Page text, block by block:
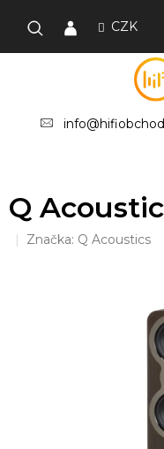
CZK
Q
Značka: Q Acoustics